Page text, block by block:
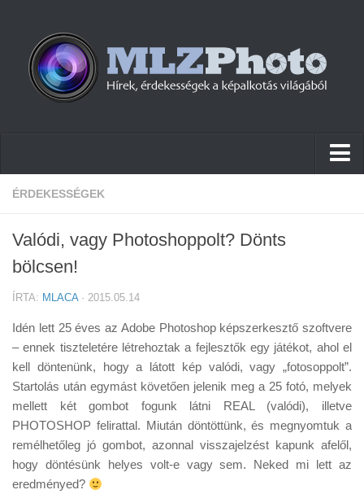
Hírek
Cikkek
Tudástár
Tanácsok
Érdekességek
Helyszíni Riport
E-BB
ÉRDEKESSÉGEK
Valódi, vagy Photoshoppolt? Dönts
bölcsen!
ÍRTA: MLACA· 2015.05.14
Idén lett 25 éves az Adobe Photoshop képszerkesztő szoftvere
– ennek tiszteletére létrehoztak a fejlesztők egy játékot, ahol el
kell döntenünk, hogy a látott kép valódi, vagy „fotosoppolt”.
Startolás után egymást követően jelenik meg a 25 fotó, melyek
mellett két gombot fogunk látni REAL (valódi), illetve
PHOTOSHOP felirattal. Miután döntöttünk, és megnyomtuk a
remélhetőleg jó gombot, azonnal visszajelzést kapunk afelől,
hogy döntésünk helyes volt-e vagy sem. Neked mi lett az
eredményed?